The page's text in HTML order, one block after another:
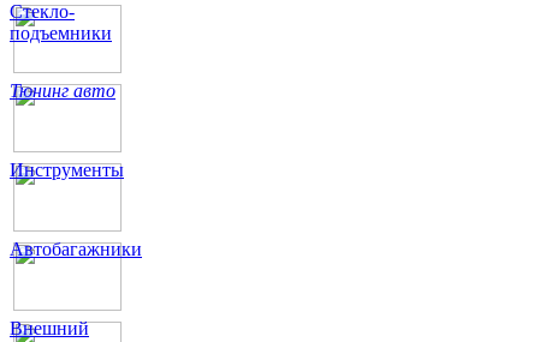
Стекло-
подъемники
Тюнинг авто
Инструменты
Автобагажники
Внешний